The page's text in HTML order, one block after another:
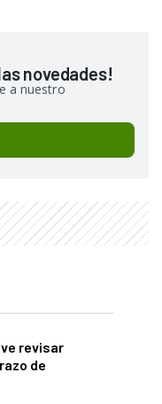
novedades!
a nuestro
revisar
de